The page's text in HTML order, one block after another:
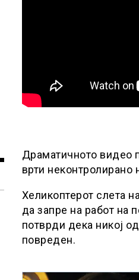
Драматичното видео
врти
Хеликоптерот слета
да запре на работ на
потврди дека никој
повреден.